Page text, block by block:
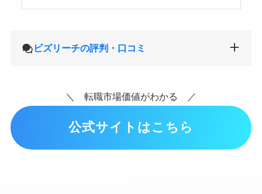
ビズリーチの評判・口コミ
＼ 転職市場価値がわかる ／
公式サイトはこちら